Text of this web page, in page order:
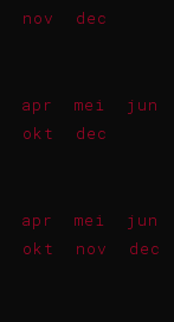
nov dec
apr mei
jun
okt dec
apr mei
jun
okt nov dec